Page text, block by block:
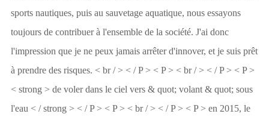
sports nautiques, puis au sauvetage aquatique, nous essayons
toujours de contribuer à l'ensemble de la société. J'ai donc
l'impression que je ne peux jamais arrêter d'innover, et je suis prêt
à prendre des risques. < br / > < / P > < P > < br / > < / P > < P >
< strong > de voler dans le ciel vers & quot; volant & quot; sous
l'eau < / strong > < / P > < P > < br / > < / P > < P > en 2015, le